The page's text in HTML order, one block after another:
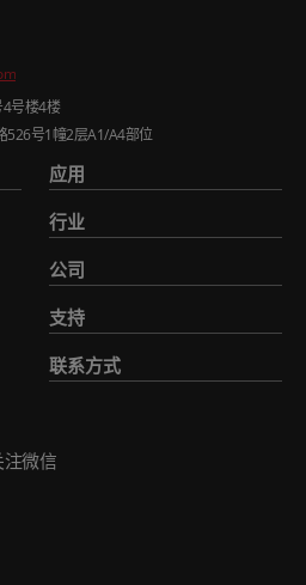
4号楼4楼
526号1幢2层A1/A4部位
应用
行业
公司
支持
联系方式
微信